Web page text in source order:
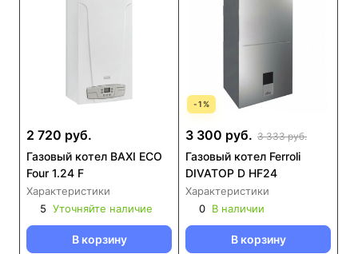
2 720 руб.
Газовый котел BAXI ECO
Four 1.24 F
Характеристики
5 Уточняйте наличие
В корзину
-1%
3 300 руб. 3 333 руб.
Газовый котел Ferroli
DIVATOP D HF24
Характеристики
0 В наличии
В корзину